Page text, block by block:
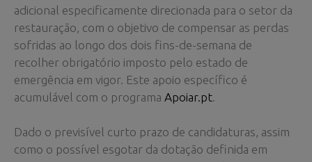
adicional especificamente direcionada para o setor da
restauração, com o objetivo de compensar as perdas
sofridas ao longo dos dois fins-de-semana de
recolher obrigatório imposto pelo estado de
emergência em vigor. Este apoio específico é
acumulável com o programa Apoiar.pt
Dado o previsível curto prazo de candidaturas, assim
como o possível esgotar da dotação definida em